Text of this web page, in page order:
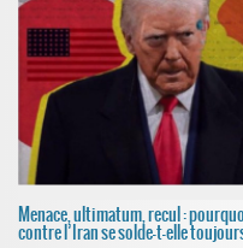
Menace, ultimatum, recul :
contre l’Iran se solde-t-elle